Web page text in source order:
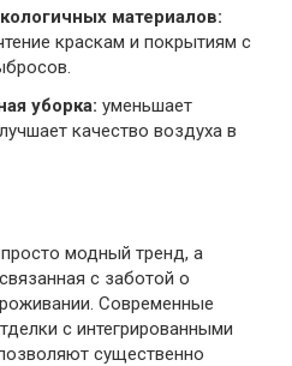
материалов:
краскам и покрытиям с
уборка: уменьшает
качество воздуха в
модный тренд, а
с заботой о
Современные
с интегрированными
существенно